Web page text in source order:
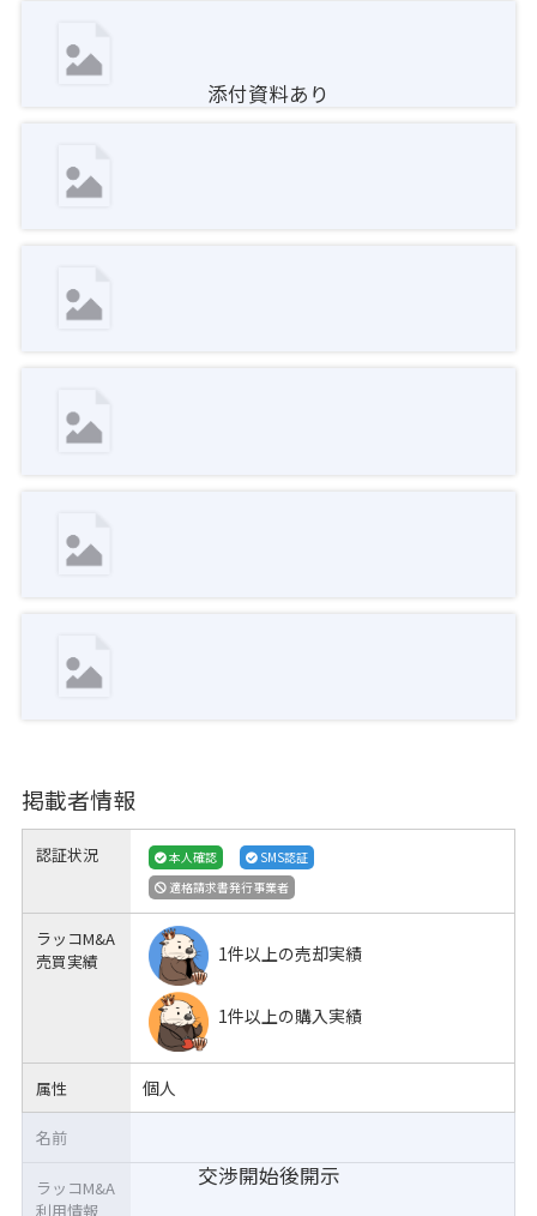
添付資料あり
掲載者情報
認証状況 本人確認
SMS認証
適格請求書発行事業者
ラッコM&A
売買実績
1件以上の売却実績
1件以上の購入実績
属性 個人
交渉開始後開示
名前
ラッコM&A
利用情報